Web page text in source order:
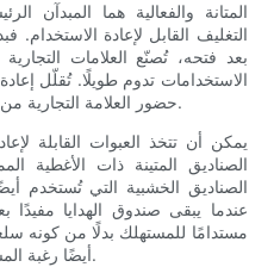
المتانة والفعالية هما المبدآن
التغليف القابل لإعادة
بعد فتحه، تُصنّع العلامات
الاستخدامات تدوم طويلًا. تُقلّل
حضور العلامة التجارية من خلال تفاعل مُوسّع مع المستهلكين.
يمكن أن تتخذ العبوات القابلة
الصناديق المتينة ذات الأغطية
الصناديق الخشبية التي تُستخدم
عندما يبقى صندوق الهدايا مفيدًا
مستدامًا للمستهلك بدلًا من كونه
أيضًا رغبة المستهلك في القيمة والتطبيق العملي.